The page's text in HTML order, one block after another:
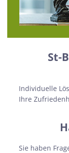
St-
Individuelle
Ihre
Sie haben